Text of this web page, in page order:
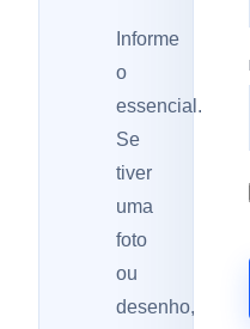
Informe
o
essencial.
Se
tiver
uma
foto
ou
desenho,